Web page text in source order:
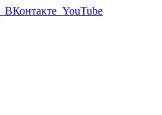
ВКонтакте YouTube